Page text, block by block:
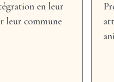
en leur
leur commune